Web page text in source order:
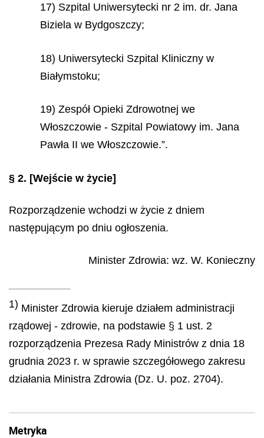
17) Szpital Uniwersytecki nr 2 im. dr. Jana
Biziela w Bydgoszczy;
18) Uniwersytecki Szpital Kliniczny w
Białymstoku;
19) Zespół Opieki Zdrowotnej we
Włoszczowie - Szpital Powiatowy im. Jana
Pawła II we Włoszczowie.”.
§ 2. [Wejście w życie]
Rozporządzenie wchodzi w życie z dniem
następującym po dniu ogłoszenia.
Minister Zdrowia: wz. W. Konieczny
1) Minister Zdrowia kieruje działem administracji
rządowej - zdrowie, na podstawie § 1 ust. 2
rozporządzenia Prezesa Rady Ministrów z dnia 18
grudnia 2023 r. w sprawie szczegółowego zakresu
działania Ministra Zdrowia (Dz. U. poz. 2704).
Metryka